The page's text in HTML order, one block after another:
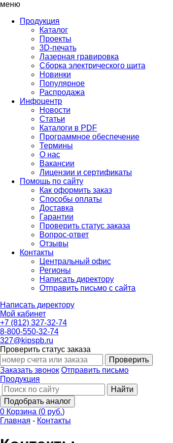
меню
Продукция
Каталог
Проекты
3D-печать
Лазерная гравировка
Сборка электрического щита
Новинки
Популярное
Распродажа
Инфоцентр
Новости
Статьи
Каталоги в PDF
Программное обеспечение
Термины
О нас
Вакансии
Лицензии и сертификаты
Помощь по сайту
Как оформить заказ
Способы оплаты
Доставка
Гарантии
Проверить статус заказа
Вопрос-ответ
Отзывы
Контакты
Центральный офис
Регионы
Написать директору
Отправить письмо с сайта
Написать директору
Мой кабинет
+7 (812) 327-32-74
8-800-550-32-74
327@kipspb.ru
Проверить статус заказа
Проверить
Заказать звонок Отправить письмо
Продукция
Найти
Подобрать аналог
0 Корзина (0 руб.)
Главная - Контакты